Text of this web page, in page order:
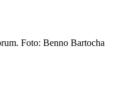
Foto: Benno Bartocha